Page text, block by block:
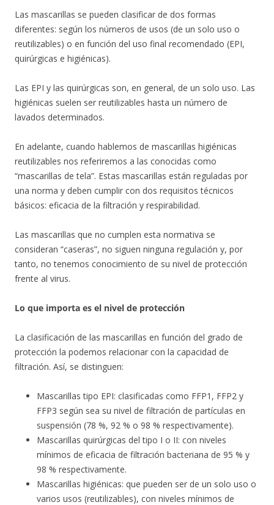
Las mascarillas se pueden clasificar de dos formas
diferentes: según los números de usos (de un solo uso o
reutilizables) o en función del uso final recomendado (EPI,
quirúrgicas e higiénicas).
Las EPI y las quirúrgicas son, en general, de un solo uso. Las
higiénicas suelen ser reutilizables hasta un número de
lavados determinados.
En adelante, cuando hablemos de mascarillas higiénicas
reutilizables nos referiremos a las conocidas como
“mascarillas de tela”. Estas mascarillas están reguladas por
una norma y deben cumplir con dos requisitos técnicos
básicos: eficacia de la filtración y respirabilidad.
Las mascarillas que no cumplen esta normativa se
consideran “caseras”, no siguen ninguna regulación y, por
tanto, no tenemos conocimiento de su nivel de protección
frente al virus.
Lo que importa es el nivel de protección
La clasificación de las mascarillas en función del grado de
protección la podemos relacionar con la capacidad de
filtración. Así, se distinguen:
Mascarillas tipo EPI: clasificadas como FFP1, FFP2 y
FFP3 según sea su nivel de filtración de partículas en
suspensión (78 %, 92 % o 98 % respectivamente).
Mascarillas quirúrgicas del tipo I o II: con niveles
mínimos de eficacia de filtración bacteriana de 95 % y
98 % respectivamente.
Mascarillas higiénicas: que pueden ser de un solo uso o
varios usos (reutilizables), con niveles mínimos de